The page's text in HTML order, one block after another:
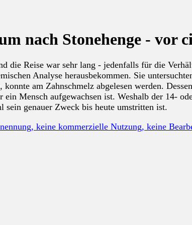
nach Stonehenge - vor
die Reise war sehr lang - jedenfalls für die
Analyse herausbekommen. Sie
am Zahnschmelz abgelesen werden.
Mensch aufgewachsen ist. Weshalb der 14-
genauer Zweck bis heute umstritten ist.
keine kommerzielle Nutzung, keine